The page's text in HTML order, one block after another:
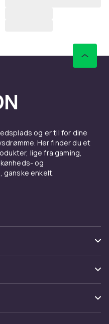
og er til for dine
Her finder du et
lige fra gaming,
og
enkelt.